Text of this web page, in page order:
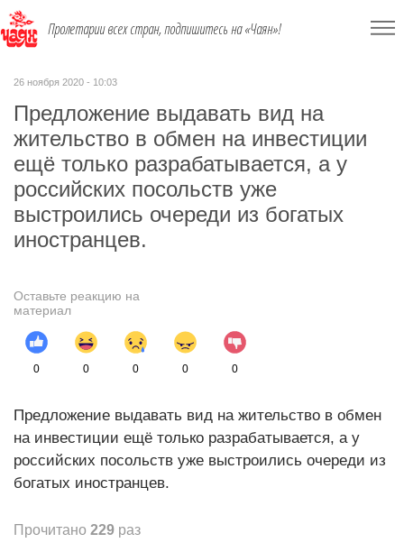
Пролетарии всех стран, подпишитесь на «Чаян»!
26 ноября 2020 - 10:03
Предложение выдавать вид на
жительство в обмен на инвестиции
ещё только разрабатывается, а у
российских посольств уже
выстроились очереди из богатых
иностранцев.
Оставьте реакцию на
материал
0 0 0 0 0
Предложение выдавать вид на жительство в обмен
на инвестиции ещё только разрабатывается, а у
российских посольств уже выстроились очереди из
богатых иностранцев.
Прочитано 229 раз